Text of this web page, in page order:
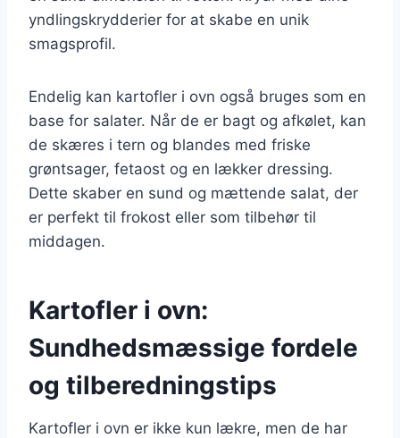
yndlingskrydderier for at skabe en unik
smagsprofil.
Endelig kan kartofler i ovn også bruges som en
base for salater. Når de er bagt og afkølet, kan
de skæres i tern og blandes med friske
grøntsager, fetaost og en lækker dressing.
Dette skaber en sund og mættende salat, der
er perfekt til frokost eller som tilbehør til
middagen.
Kartofler i ovn:
Sundhedsmæssige fordele
og tilberedningstips
Kartofler i ovn er ikke kun lækre, men de har